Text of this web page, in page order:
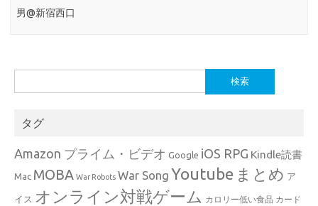
男@新宿西口
索:
タグ
Amazon プライム・ビデオ Google iOS RPG Kindle読書
Mac MOBA War Robots War Song Youtube まとめ ア
イス オンライン対戦ゲーム カロリー低い食品 カード